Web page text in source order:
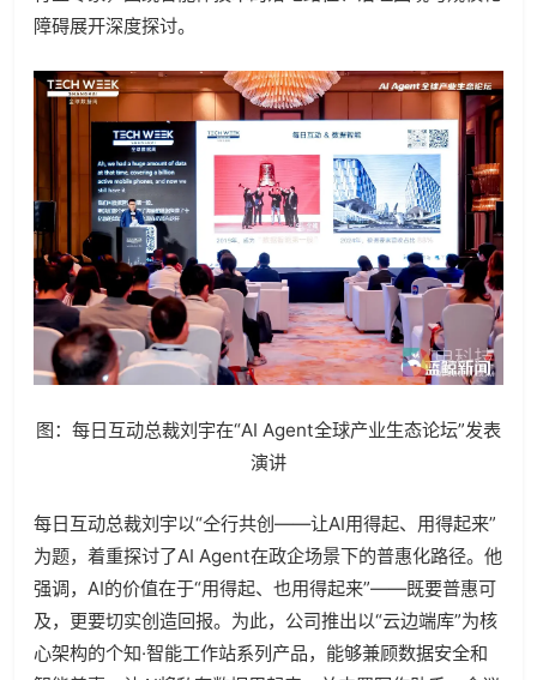
障碍展开深度探讨。
图：每日互动总裁刘宇在“AI Agent全球产业生态论坛”发表
演讲
每日互动总裁刘宇以“仝行共创——让AI用得起、用得起来”
为题，着重探讨了AI Agent在政企场景下的普惠化路径。他
强调，AI的价值在于“用得起、也用得起来”——既要普惠可
及，更要切实创造回报。为此，公司推出以“云边端库”为核
心架构的个知·智能工作站系列产品，能够兼顾数据安全和